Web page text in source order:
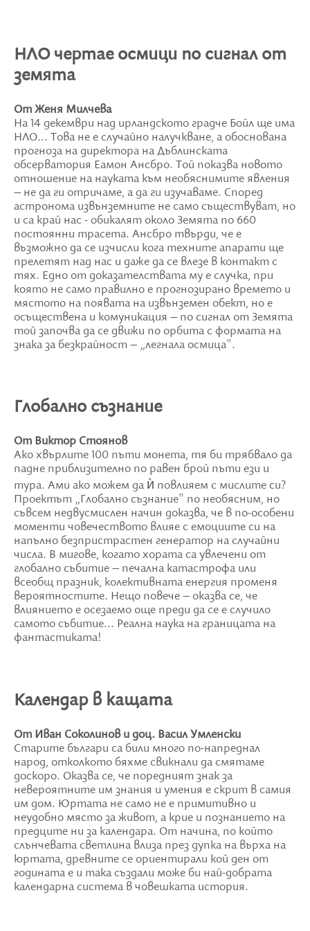
НЛО чертае осмици по сигнал от
земята
От Женя Милчева
На 14 декември над ирландското градче Бойл ще има
НЛО... Това не е случайно налучкване, а обоснована
прогноза на директора на Дъблинската
обсерватория Еамон Ансбро. Той показва новото
отношение на науката към необяснимите явления
– не да ги отричаме, а да ги изучаваме. Според
астронома извънземните не само съществуват, но
и са край нас - обикалят около Земята по 660
постоянни трасета. Ансбро твърди, че е
възможно да се изчисли кога техните апарати ще
прелетят над нас и даже да се влезе в контакт с
тях. Едно от доказателствата му е случка, при
която не само правилно е прогнозирано времето и
мястото на появата на извънземен обект, но е
осъществена и комуникация – по сигнал от Земята
той започва да се движи по орбита с формата на
знака за безкрайност – „легнала осмица".
Глобално съзнание
От Виктор Стоянов
Ако хвърлите 100 пъти монета, тя би трябвало да
падне приблизително по равен брой пъти ези и
тура. Ами ако можем да ѝ повлияем с мислите си?
Проектът „Глобално съзнание" по необясним, но
съвсем недвусмислен начин доказва, че в по-особени
моменти човечеството влияе с емоциите си на
напълно безпристрастен генератор на случайни
числа. В мигове, когато хората са увлечени от
глобално събитие – печална катастрофа или
всеобщ празник, колективната енергия променя
вероятностите. Нещо повече – оказва се, че
влиянието е осезаемо още преди да се е случило
самото събитие... Реална наука на границата на
фантастиката!
Календар в кащата
От Иван Соколинов и доц. Васил Умленски
Старите българи са били много по-напреднал
народ, отколкото бяхме свикнали да смятаме
доскоро. Оказва се, че поредният знак за
невероятните им знания и умения е скрит в самия
им дом. Юртата не само не е примитивно и
неудобно място за живот, а крие и познанието на
предците ни за календара. От начина, по който
слънчевата светлина влиза през дупка на върха на
юртата, древните се ориентирали кой ден от
годината е и така създали може би най-добрата
календарна система в човешката история.